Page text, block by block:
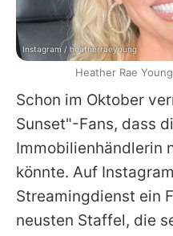
Schon im Oktober
Sunset"-Fans, dass
Immobilienhändlerin
könnte. Auf
Streamingdienst ein
neusten Staffel, die
Instagram / heatherraeyoung
Heather Rae